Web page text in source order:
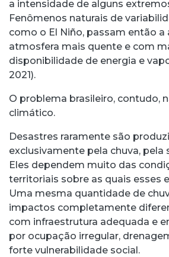
a intensidade de alguns
Fenômenos naturais de
como o El Niño, passam então a
atmosfera mais quente e com
disponibilidade de energia e
2021).
O problema brasileiro, contudo,
climático.
Desastres raramente são
exclusivamente pela chuva, pela
Eles dependem muito das
territoriais sobre as quais esses
Uma mesma quantidade de
impactos completamente
com infraestrutura adequada e
por ocupação irregular,
forte vulnerabilidade social.